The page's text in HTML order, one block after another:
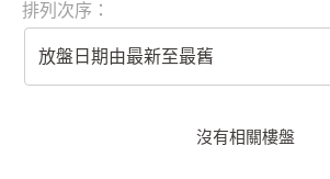
排列次序：
放盤日期由最新至最舊
沒有相關樓盤